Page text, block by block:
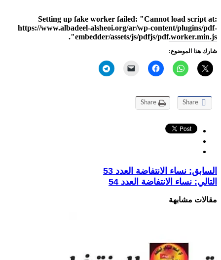
Setting up fake worker failed: "Cannot load script at:
https://www.albadeel-alsheoi.org/ar/wp-content/plugins/pdf-
embedder/assets/js/pdfjs/pdf.worker.min.js".
شارك هذا الموضوع:
Share
Share
السابق: نساء الانتفاضة العدد 53
التالي: نساء الانتفاضة العدد 54
مقالات مشابهة